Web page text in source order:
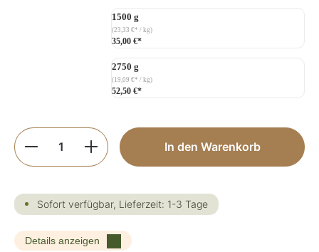
1500 g
(23,33 €* / kg)
35,00 €*
2750 g
(19,09 €* / kg)
52,50 €*
Produkt Anzahl: Gib den gewünschten
In den Warenkorb
Sofort verfügbar, Lieferzeit: 1-3 Tage
Details anzeigen